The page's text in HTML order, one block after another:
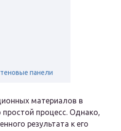
панели
материалов в
процесс. Однако,
результата к его